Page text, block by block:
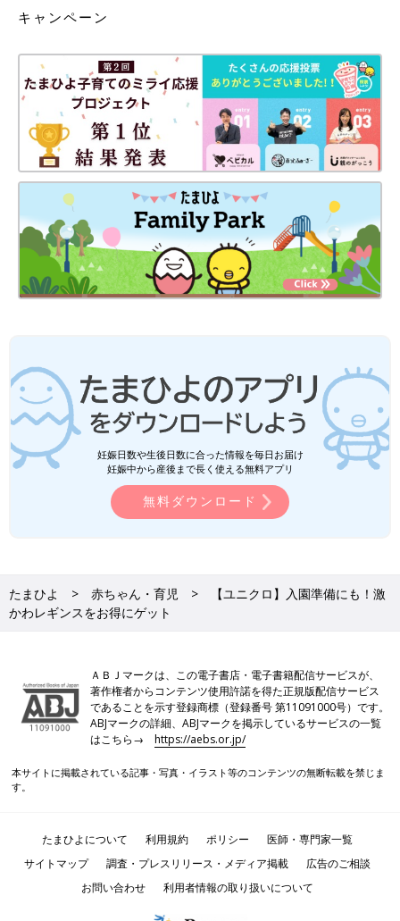
キャンペーン
妊娠日数や生後日数に合った情報を毎日お届け
妊娠中から産後まで長く使える無料アプリ
無料ダウンロード
たまひよ 赤ちゃん・育児
【ユニクロ】入園準備にも！激
かわレギンスをお得にゲット
ＡＢＪマークは、この電子書店・電子書籍配信サービスが、
著作権者からコンテンツ使用許諾を得た正規版配信サービス
であることを示す登録商標（登録番号 第11091000号）です。
ABJマークの詳細、ABJマークを掲示しているサービスの一覧
はこちら→https://aebs.or.jp/
本サイトに掲載されている記事・写真・イラスト等のコンテンツの無断転載を禁じま
す。
たまひよについて 利用規約 ポリシー
医師・専門家一覧
サイトマップ
調査・プレスリリース・メディア掲載
広告のご相談
お問い合わせ
利用者情報の取り扱いについて